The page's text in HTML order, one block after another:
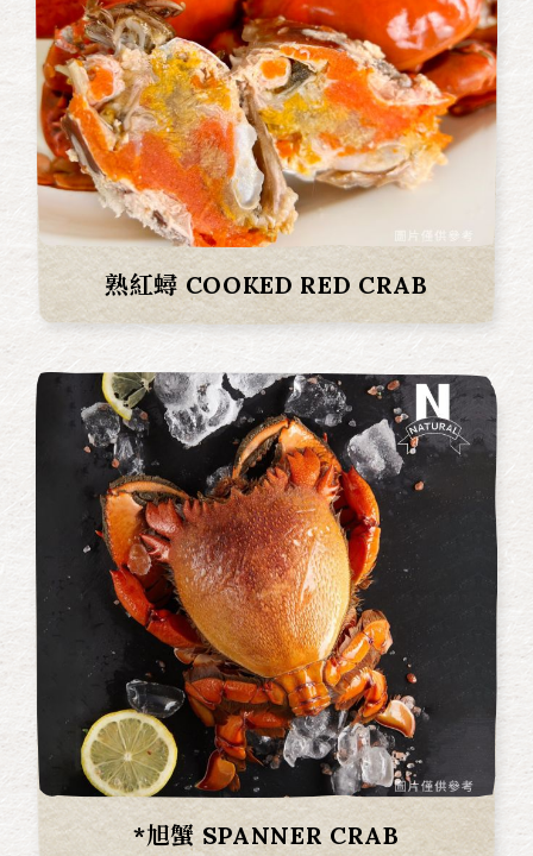
熟紅蟳 COOKED RED CRAB
*旭蟹 SPANNER CRAB